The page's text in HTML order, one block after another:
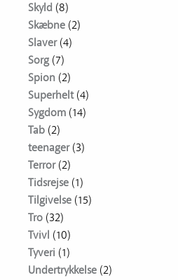
Skyld (8)
Skæbne (2)
Slaver(4)
Sorg(7)
Spion (2)
Superhelt(4)
Sygdom (14)
Tab (2)
teenager(3)
Terror(2)
Tidsrejse (1)
Tilgivelse (15)
Tro (32)
Tvivl (10)
Tyveri (1)
Undertrykkelse (2)